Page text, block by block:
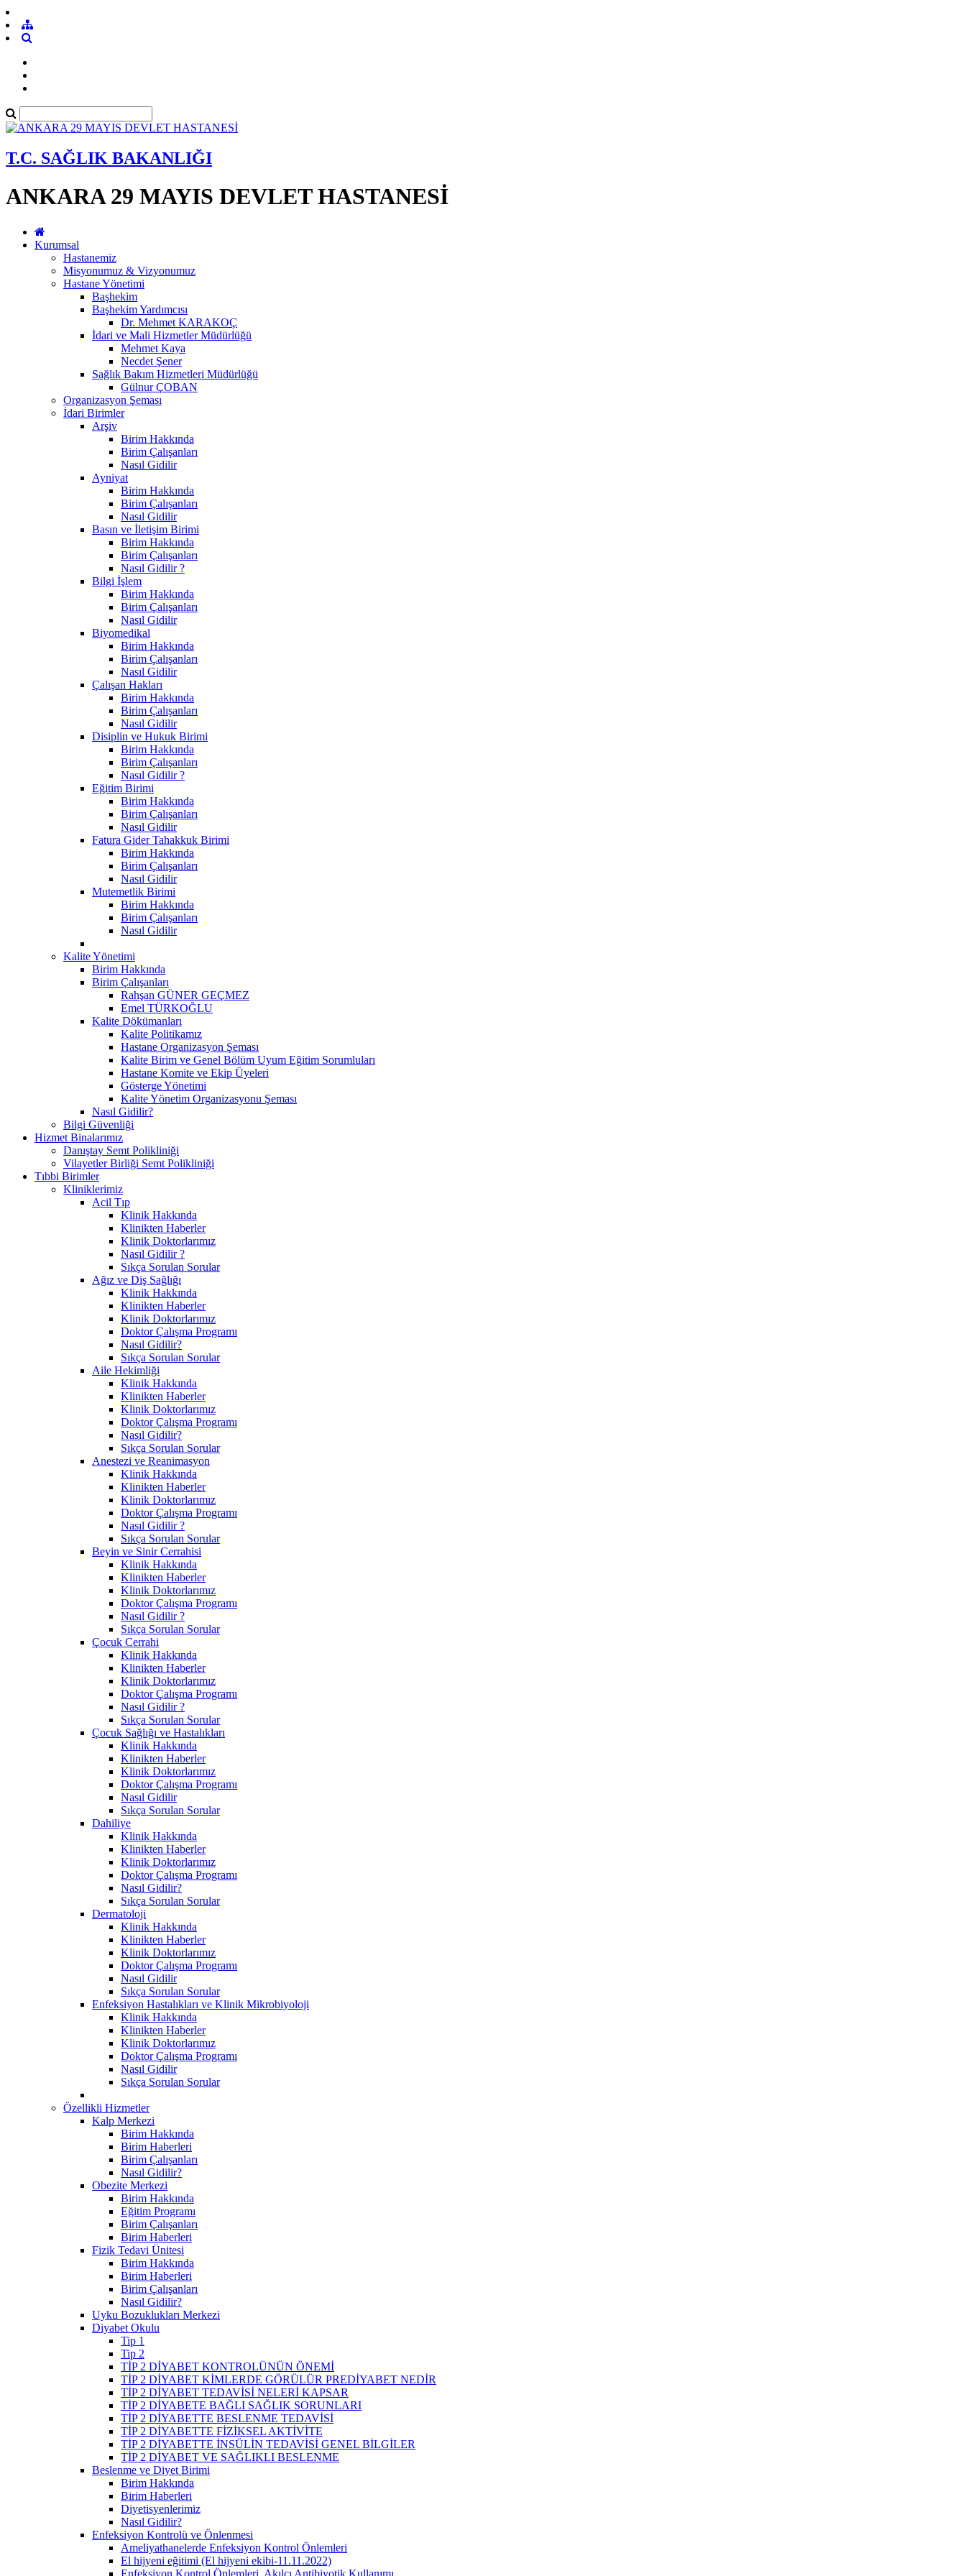
T.C. SAĞLIK BAKANLIĞI
ANKARA 29 MAYIS DEVLET HASTANESİ
Kurumsal
Hastanemiz
Misyonumuz & Vizyonumuz
Hastane Yönetimi
Başhekim
Başhekim Yardımcısı
Dr. Mehmet KARAKOÇ
İdari ve Mali Hizmetler Müdürlüğü
Mehmet Kaya
Necdet Şener
Sağlık Bakım Hizmetleri Müdürlüğü
Gülnur ÇOBAN
Organizasyon Şeması
İdari Birimler
Arşiv
Birim Hakkında
Birim Çalışanları
Nasıl Gidilir
Ayniyat
Birim Hakkında
Birim Çalışanları
Nasıl Gidilir
Basın ve İletişim Birimi
Birim Hakkında
Birim Çalışanları
Nasıl Gidilir ?
Bilgi İşlem
Birim Hakkında
Birim Çalışanları
Nasıl Gidilir
Biyomedikal
Birim Hakkında
Birim Çalışanları
Nasıl Gidilir
Çalışan Hakları
Birim Hakkında
Birim Çalışanları
Nasıl Gidilir
Disiplin ve Hukuk Birimi
Birim Hakkında
Birim Çalışanları
Nasıl Gidilir ?
Eğitim Birimi
Birim Hakkında
Birim Çalışanları
Nasıl Gidilir
Fatura Gider Tahakkuk Birimi
Birim Hakkında
Birim Çalışanları
Nasıl Gidilir
Mutemetlik Birimi
Birim Hakkında
Birim Çalışanları
Nasıl Gidilir
Kalite Yönetimi
Birim Hakkında
Birim Çalışanları
Rahşan GÜNER GEÇMEZ
Emel TÜRKOĞLU
Kalite Dökümanları
Kalite Politikamız
Hastane Organizasyon Şeması
Kalite Birim ve Genel Bölüm Uyum Eğitim Sorumluları
Hastane Komite ve Ekip Üyeleri
Gösterge Yönetimi
Kalite Yönetim Organizasyonu Şeması
Nasıl Gidilir?
Bilgi Güvenliği
Hizmet Binalarımız
Danıştay Semt Polikliniği
Vilayetler Birliği Semt Polikliniği
Tıbbi Birimler
Kliniklerimiz
Acil Tıp
Klinik Hakkında
Klinikten Haberler
Klinik Doktorlarımız
Nasıl Gidilir ?
Sıkça Sorulan Sorular
Ağız ve Diş Sağlığı
Klinik Hakkında
Klinikten Haberler
Klinik Doktorlarımız
Doktor Çalışma Programı
Nasıl Gidilir?
Sıkça Sorulan Sorular
Aile Hekimliği
Klinik Hakkında
Klinikten Haberler
Klinik Doktorlarımız
Doktor Çalışma Programı
Nasıl Gidilir?
Sıkça Sorulan Sorular
Anestezi ve Reanimasyon
Klinik Hakkında
Klinikten Haberler
Klinik Doktorlarımız
Doktor Çalışma Programı
Nasıl Gidilir ?
Sıkça Sorulan Sorular
Beyin ve Sinir Cerrahisi
Klinik Hakkında
Klinikten Haberler
Klinik Doktorlarımız
Doktor Çalışma Programı
Nasıl Gidilir ?
Sıkça Sorulan Sorular
Çocuk Cerrahi
Klinik Hakkında
Klinikten Haberler
Klinik Doktorlarımız
Doktor Çalışma Programı
Nasıl Gidilir ?
Sıkça Sorulan Sorular
Çocuk Sağlığı ve Hastalıkları
Klinik Hakkında
Klinikten Haberler
Klinik Doktorlarımız
Doktor Çalışma Programı
Nasıl Gidilir
Sıkça Sorulan Sorular
Dahiliye
Klinik Hakkında
Klinikten Haberler
Klinik Doktorlarımız
Doktor Çalışma Programı
Nasıl Gidilir?
Sıkça Sorulan Sorular
Dermatoloji
Klinik Hakkında
Klinikten Haberler
Klinik Doktorlarımız
Doktor Çalışma Programı
Nasıl Gidilir
Sıkça Sorulan Sorular
Enfeksiyon Hastalıkları ve Klinik Mikrobiyoloji
Klinik Hakkında
Klinikten Haberler
Klinik Doktorlarımız
Doktor Çalışma Programı
Nasıl Gidilir
Sıkça Sorulan Sorular
Özellikli Hizmetler
Kalp Merkezi
Birim Hakkında
Birim Haberleri
Birim Çalışanları
Nasıl Gidilir?
Obezite Merkezi
Birim Hakkında
Eğitim Programı
Birim Çalışanları
Birim Haberleri
Fizik Tedavi Ünitesi
Birim Hakkında
Birim Haberleri
Birim Çalışanları
Nasıl Gidilir?
Uyku Bozuklukları Merkezi
Diyabet Okulu
Tip 1
Tip 2
TİP 2 DİYABET KONTROLÜNÜN ÖNEMİ
TİP 2 DİYABET KİMLERDE GÖRÜLÜR PREDİYABET NEDİR
TİP 2 DİYABET TEDAVİSİ NELERİ KAPSAR
TİP 2 DİYABETE BAĞLI SAĞLIK SORUNLARI
TİP 2 DİYABETTE BESLENME TEDAVİSİ
TİP 2 DİYABETTE FİZİKSEL AKTİVİTE
TİP 2 DİYABETTE İNSÜLİN TEDAVİSİ GENEL BİLGİLER
TİP 2 DİYABET VE SAĞLIKLI BESLENME
Beslenme ve Diyet Birimi
Birim Hakkında
Birim Haberleri
Diyetisyenlerimiz
Nasıl Gidilir?
Enfeksiyon Kontrolü ve Önlenmesi
Ameliyathanelerde Enfeksiyon Kontrol Önlemleri
El hijyeni eğitimi (El hijyeni ekibi-11.11.2022)
Enfeksiyon Kontrol Önlemleri, Akılcı Antibiyotik Kullanımı